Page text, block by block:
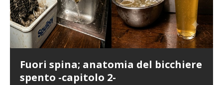
Fuori spina; anatomia del bicchiere
spento -capitolo 2-